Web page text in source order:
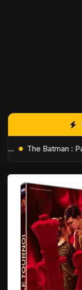
L'Âge de Glace : Le Réveil du Volcan – Manny, Sid et Diego de retour pour une aventure explosive